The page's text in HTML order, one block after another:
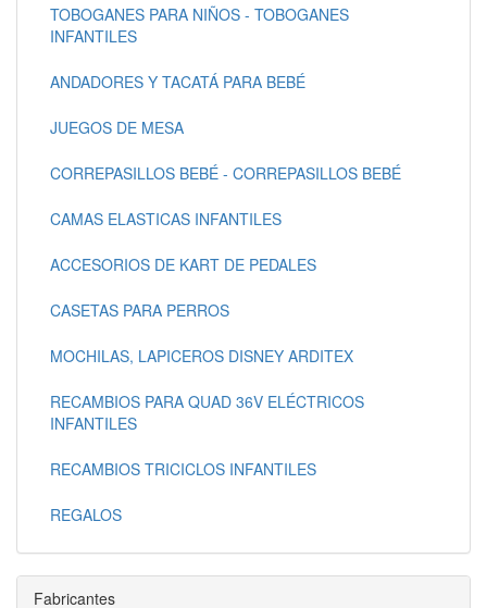
TOBOGANES PARA NIÑOS - TOBOGANES
INFANTILES
ANDADORES Y TACATÁ PARA BEBÉ
JUEGOS DE MESA
CORREPASILLOS BEBÉ - CORREPASILLOS BEBÉ
CAMAS ELASTICAS INFANTILES
ACCESORIOS DE KART DE PEDALES
CASETAS PARA PERROS
MOCHILAS, LAPICEROS DISNEY ARDITEX
RECAMBIOS PARA QUAD 36V ELÉCTRICOS
INFANTILES
RECAMBIOS TRICICLOS INFANTILES
REGALOS
Fabricantes